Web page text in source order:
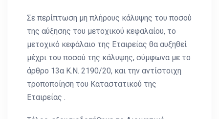
Σε περίπτωση μη πλήρους κάλυψης του ποσού
της αύξησης του μετοχικού κεφαλαίου, το
μετοχικό κεφάλαιο της Εταιρείας θα αυξηθεί
μέχρι του ποσού της κάλυψης, σύμφωνα με το
άρθρο 13α Κ.Ν. 2190/20, και την αντίστοιχη
τροποποίηση του Καταστατικού της
Εταιρείας .